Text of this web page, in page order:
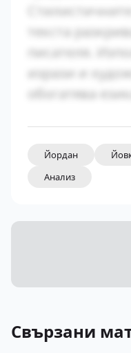
текста
писателя.
изрази и
обогатява
Йордан
Анализ
Свързани